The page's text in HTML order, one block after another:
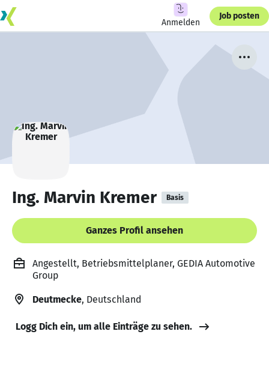
Anmelden
Job posten
Ing. Marvin Kremer Basis
Ganzes Profil ansehen
Angestellt, Betriebsmittelplaner, GEDIA Automotive
Group
Deutmecke, Deutschland
Logg Dich ein, um alle Einträge zu sehen.